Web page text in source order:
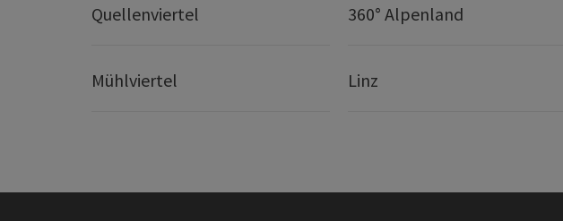
Quellenviertel 360° Alpenland
Mühlviertel Linz